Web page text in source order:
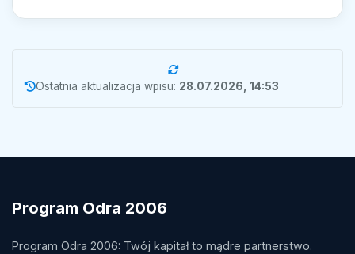
Ostatnia aktualizacja wpisu: 28.07.2026, 14:53
Program Odra 2006
Program Odra 2006: Twój kapitał to mądre partnerstwo.